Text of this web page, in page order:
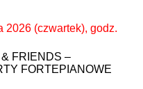
2026 (czwartek), godz.
FRIENDS –
FORTEPIANOWE